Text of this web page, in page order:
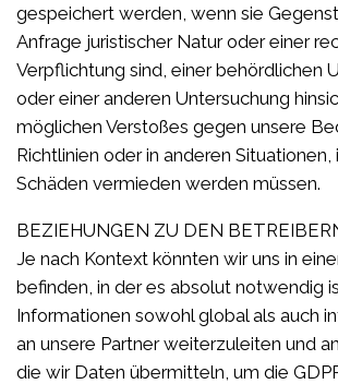
gespeichert werden, wenn sie
Anfrage juristischer Natur oder einer
Verpflichtung sind, einer behördlichen
oder einer anderen Untersuchung
möglichen Verstoßes gegen unsere
Richtlinien oder in anderen Situationen,
Schäden vermieden werden müssen.
BEZIEHUNGEN ZU DEN
Je nach Kontext könnten wir uns in
befinden, in der es absolut notwendig
Informationen sowohl global als auch
an unsere Partner weiterzuleiten und
die wir Daten übermitteln, um die